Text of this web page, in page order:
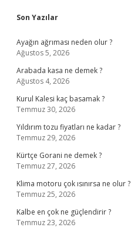
Sidebar
Son Yazılar
Ayağın ağrıması neden olur ?
Ağustos 5, 2026
Arabada kasa ne demek ?
Ağustos 4, 2026
Kurul Kalesi kaç basamak ?
Temmuz 30, 2026
Yıldırım tozu fiyatları ne kadar ?
Temmuz 29, 2026
Kürtçe Gorani ne demek ?
Temmuz 27, 2026
Klima motoru çok ısınırsa ne olur ?
Temmuz 25, 2026
Kalbe en çok ne güçlendirir ?
Temmuz 23, 2026